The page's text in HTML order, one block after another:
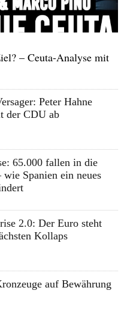
– Ceuta-Analyse mit
Peter Hahne
der CDU ab
65.000 fallen in die
wie Spanien ein neues
2.0: Der Euro steht
Kollaps
auf Bewährung